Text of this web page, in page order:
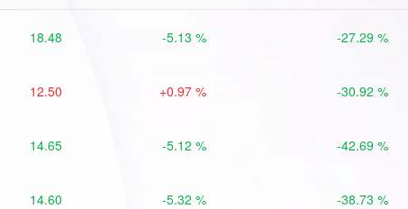
18.48 -5.13 % -27.29 %
12.50 +0.97 % -30.92 %
14.65 -5.12 % -42.69 %
14.60 -5.32 % -38.73 %